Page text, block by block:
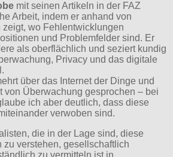
mit seinen Artikeln in der FAZ
Arbeit, indem er anhand von
wo Fehlentwicklungen
und Problemfelder sind. Er
als oberflächlich und seziert kundig
Privacy und das digitale
über das Internet der Dinge und
von Überwachung gesprochen – bei
ich aber deutlich, dass diese
verwoben sind.
die in der Lage sind, diese
zu verstehen, gesellschaftlich